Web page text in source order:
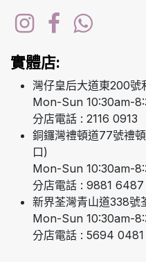
實體店:
灣仔皇后大道東200
Mon-Sun 10:30am-
分店電話 : 2116 0913
銅鑼灣禮頓道77號禮
口)
Mon-Sun 10:30am-
分店電話 : 9881 6487
新界荃灣青山道338號
Mon-Sun 10:30am-
分店電話 : 5694 0481